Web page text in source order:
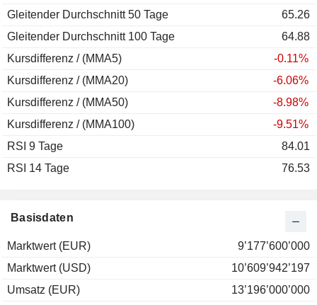
Basisdaten
Marktwert (EUR)
9’177’600’000
Marktwert (USD)
10’609’942’197
Umsatz (EUR)
13’196’000’000
Gleitender Durchschnitt 50 Tage
65.26
Gleitender Durchschnitt 100 Tage
64.88
Kursdifferenz / (MMA5)
-0.11%
Kursdifferenz / (MMA20)
-6.06%
Kursdifferenz / (MMA50)
-8.98%
Kursdifferenz / (MMA100)
-9.51%
RSI 9 Tage
84.01
RSI 14 Tage
76.53
2009
+49.25%
2008
-56.15%
2007
2006
+6.72%
2005
+16.31%